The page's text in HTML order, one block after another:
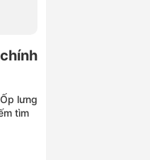
lưng
tìm